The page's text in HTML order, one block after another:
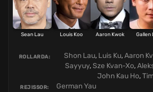
Sean Lau Louis Koo Aaron Kwok Gallen
ROLLARDA: Shon Lau, Luis Ku,Aaron
Sayyuy,Sze Kvan-Xo,
John Kau Ho,
REJISSOR: German Yau